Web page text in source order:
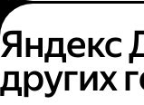
Яндекс
других